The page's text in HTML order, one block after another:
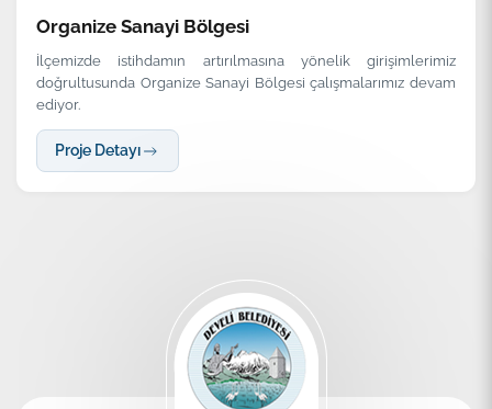
Organize Sanayi Bölgesi
İlçemizde istihdamın artırılmasına yönelik girişimlerimiz
doğrultusunda Organize Sanayi Bölgesi çalışmalarımız devam
ediyor.
Proje Detayı